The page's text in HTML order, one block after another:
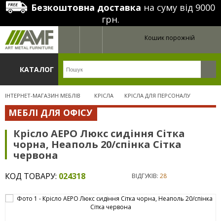
Безкоштовна доставка на суму від 9000
грн.
Кошик порожній
КАТАЛОГ
ІНТЕРНЕТ-МАГАЗИН МЕБЛІВ КРІСЛА КРІСЛА ДЛЯ ПЕРСОНАЛУ
МЕБЛІ ДЛЯ ОФІСУ
Крісло АЕРО Люкс сидіння Сітка
чорна, Неаполь 20/спінка Сітка
червона
КОД ТОВАРУ: 024318 ВІДГУКІВ: 28